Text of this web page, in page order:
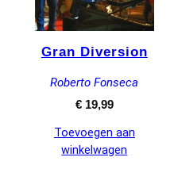
Gran Diversion
Roberto Fonseca
€19,99
Toevoegen aan
winkelwagen